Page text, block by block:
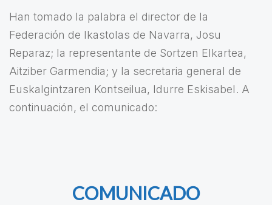
Han tomado la palabra el director de la
Federación de Ikastolas de Navarra, Josu
Reparaz; la representante de Sortzen Elkartea,
Aitziber Garmendia; y la secretaria general de
Euskalgintzaren Kontseilua, Idurre Eskisabel. A
continuación, el comunicado:
COMUNICADO